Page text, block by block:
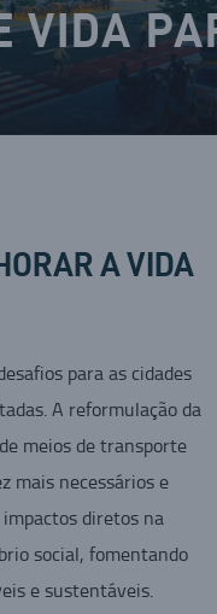
VIDA
A VIDA
para as cidades
A reformulação da
meios de transporte
mais necessários e
diretos na
social, fomentando
e sustentáveis.